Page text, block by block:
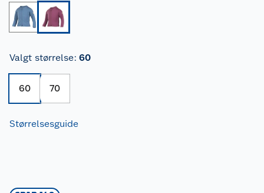
Valgt størrelse: 60
60 70
Størrelsesguide